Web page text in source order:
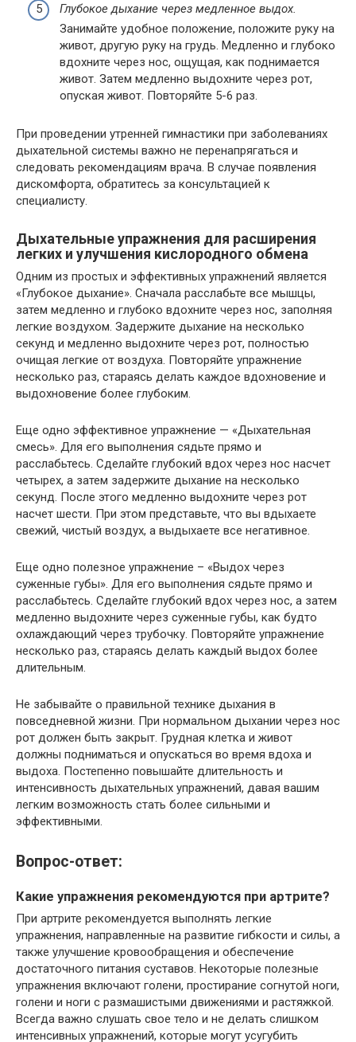
Глубокое дыхание через медленное выдох.
Занимайте удобное положение, положите руку на
живот, другую руку на грудь. Медленно и глубоко
вдохните через нос, ощущая, как поднимается
живот. Затем медленно выдохните через рот,
опуская живот. Повторяйте 5-6 раз.
При проведении утренней гимнастики при заболеваниях
дыхательной системы важно не перенапрягаться и
следовать рекомендациям врача. В случае появления
дискомфорта, обратитесь за консультацией к
специалисту.
Дыхательные упражнения для расширения
легких и улучшения кислородного обмена
Одним из простых и эффективных упражнений является
«Глубокое дыхание». Сначала расслабьте все мышцы,
затем медленно и глубоко вдохните через нос, заполняя
легкие воздухом. Задержите дыхание на несколько
секунд и медленно выдохните через рот, полностью
очищая легкие от воздуха. Повторяйте упражнение
несколько раз, стараясь делать каждое вдохновение и
выдохновение более глубоким.
Еще одно эффективное упражнение — «Дыхательная
смесь». Для его выполнения сядьте прямо и
расслабьтесь. Сделайте глубокий вдох через нос насчет
четырех, а затем задержите дыхание на несколько
секунд. После этого медленно выдохните через рот
насчет шести. При этом представьте, что вы вдыхаете
свежий, чистый воздух, а выдыхаете все негативное.
Еще одно полезное упражнение – «Выдох через
суженные губы». Для его выполнения сядьте прямо и
расслабьтесь. Сделайте глубокий вдох через нос, а затем
медленно выдохните через суженные губы, как будто
охлаждающий через трубочку. Повторяйте упражнение
несколько раз, стараясь делать каждый выдох более
длительным.
Не забывайте о правильной технике дыхания в
повседневной жизни. При нормальном дыхании через нос
рот должен быть закрыт. Грудная клетка и живот
должны подниматься и опускаться во время вдоха и
выдоха. Постепенно повышайте длительность и
интенсивность дыхательных упражнений, давая вашим
легким возможность стать более сильными и
эффективными.
Вопрос-ответ:
Какие упражнения рекомендуются при артрите?
При артрите рекомендуется выполнять легкие
упражнения, направленные на развитие гибкости и силы, а
также улучшение кровообращения и обеспечение
достаточного питания суставов. Некоторые полезные
упражнения включают голени, простирание согнутой ноги,
голени и ноги с размашистыми движениями и растяжкой.
Всегда важно слушать свое тело и не делать слишком
интенсивных упражнений, которые могут усугубить